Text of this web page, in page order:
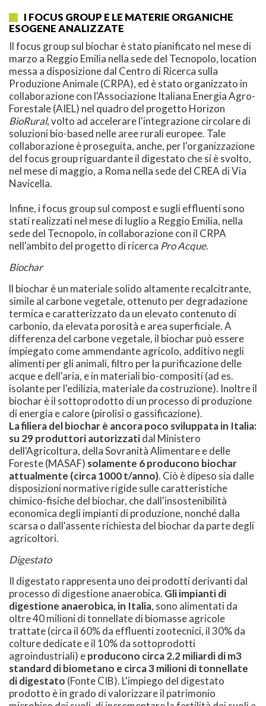
I FOCUS GROUP E LE MATERIE ORGANICHE
ESOGENE ANALIZZATE
Il focus group sul biochar è stato pianificato nel mese di
marzo a Reggio Emilia nella sede del Tecnopolo, location
messa a disposizione dal Centro di Ricerca sulla
Produzione Animale (CRPA), ed è stato organizzato in
collaborazione con l'Associazione Italiana Energia Agro-
Forestale (AIEL) nel quadro del progetto Horizon
BioRural, volto ad accelerare l'integrazione circolare di
soluzioni bio-based nelle aree rurali europee. Tale
collaborazione è proseguita, anche, per l'organizzazione
del focus group riguardante il digestato che si è svolto,
nel mese di maggio, a Roma nella sede del CREA di Via
Navicella.
Infine, i focus group sul compost e sugli effluenti sono
stati realizzati nel mese di luglio a Reggio Emilia, nella
sede del Tecnopolo, in collaborazione con il CRPA
nell'ambito del progetto di ricerca Pro Acque.
Biochar
ll biochar è un materiale solido altamente recalcitrante,
simile al carbone vegetale, ottenuto per degradazione
termica e caratterizzato da un elevato contenuto di
carbonio, da elevata porosità e area superficiale. A
differenza del carbone vegetale, il biochar può essere
impiegato come ammendante agricolo, additivo negli
alimenti per gli animali, filtro per la purificazione delle
acque e dell'aria, e in materiali bio-compositi (ad es.
isolante per l'edilizia, materiale da costruzione). Inoltre il
biochar è il sottoprodotto di un processo di produzione
di energia e calore (pirolisi o gassificazione).
La filiera del biochar è ancora poco sviluppata in Italia:
su 29 produttori autorizzatidal Ministero
dell'Agricoltura, della Sovranità Alimentare e delle
Foreste (MASAF) solamente 6 producono biochar
attualmente (circa 1000 t/anno). Ciò è dipeso sia dalle
disposizioni normative rigide sulle caratteristiche
chimico-fisiche del biochar, che dall'insostenibilità
economica degli impianti di produzione, nonché dalla
scarsa o dall'assente richiesta del biochar da parte degli
agricoltori.
Digestato
Il digestato rappresenta uno dei prodotti derivanti dal
processo di digestione anaerobica. Gli impianti di
digestione anaerobica, in Italia, sono alimentati da
oltre 40 milioni di tonnellate di biomasse agricole
trattate (circa il 60% da effluenti zootecnici, il 30% da
colture dedicate e il 10% da sottoprodotti
agroindustriali) eproducono circa 2.2 miliardi di m3
standard di biometano e circa 3 milioni di tonnellate
di digestato (Fonte CIB). L'impiego del digestato
prodotto è in grado di valorizzare il patrimonio